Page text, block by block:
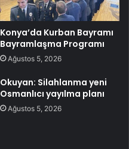
Konya’da Kurban Bayramı
Bayramlaşma Programı
Ağustos 5, 2026
Okuyan: Silahlanma yeni
Osmanlıcı yayılma planı
Ağustos 5, 2026